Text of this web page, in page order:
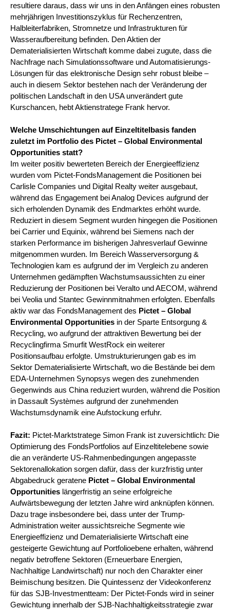
resultiere daraus, dass wir uns in den Anfängen eines robusten
mehrjährigen Investitionszyklus für Rechenzentren,
Halbleiterfabriken, Stromnetze und Infrastrukturen für
Wasseraufbereitung befinden. Den Aktien der
Dematerialisierten Wirtschaft komme dabei zugute, dass die
Nachfrage nach Simulationssoftware und Automatisierungs-
Lösungen für das elektronische Design sehr robust bleibe –
auch in diesem Sektor bestehen nach der Veränderung der
politischen Landschaft in den USA unverändert gute
Kurschancen, hebt Aktienstratege Frank hervor.
Welche Umschichtungen auf Einzeltitelbasis fanden
zuletzt im Portfolio des Pictet – Global Environmental
Opportunities statt?
Im weiter positiv bewerteten Bereich der Energieeffizienz
wurden vom Pictet-FondsManagement die Positionen bei
Carlisle Companies und Digital Realty weiter ausgebaut,
während das Engagement bei Analog Devices aufgrund der
sich erholenden Dynamik des Endmarktes erhöht wurde.
Reduziert in diesem Segment wurden hingegen die Positionen
bei Carrier und Equinix, während bei Siemens nach der
starken Performance im bisherigen Jahresverlauf Gewinne
mitgenommen wurden. Im Bereich Wasserversorgung &
Technologien kam es aufgrund der im Vergleich zu anderen
Unternehmen gedämpften Wachstumsaussichten zu einer
Reduzierung der Positionen bei Veralto und AECOM, während
bei Veolia und Stantec Gewinnmitnahmen erfolgten. Ebenfalls
aktiv war das FondsManagement des Pictet – Global
Environmental Opportunities in der Sparte Entsorgung &
Recycling, wo aufgrund der attraktiven Bewertung bei der
Recyclingfirma Smurfit WestRock ein weiterer
Positionsaufbau erfolgte. Umstrukturierungen gab es im
Sektor Dematerialisierte Wirtschaft, wo die Bestände bei dem
EDA-Unternehmen Synopsys wegen des zunehmenden
Gegenwinds aus China reduziert wurden, während die Position
in Dassault Systèmes aufgrund der zunehmenden
Wachstumsdynamik eine Aufstockung erfuhr.
Fazit: Pictet-Marktstratege Simon Frank ist zuversichtlich: Die
Optimierung des FondsPortfolios auf Einzeltitelebene sowie
die an veränderte US-Rahmenbedingungen angepasste
Sektorenallokation sorgen dafür, dass der kurzfristig unter
Abgabedruck geratene Pictet – Global Environmental
Opportunities längerfristig an seine erfolgreiche
Aufwärtsbewegung der letzten Jahre wird anknüpfen können.
Dazu trage insbesondere bei, dass unter der Trump-
Administration weiter aussichtsreiche Segmente wie
Energieeffizienz und Dematerialisierte Wirtschaft eine
gesteigerte Gewichtung auf Portfolioebene erhalten, während
negativ betroffene Sektoren (Erneuerbare Energien,
Nachhaltige Landwirtschaft) nur noch den Charakter einer
Beimischung besitzen. Die Quintessenz der Videokonferenz
für das SJB-Investmentteam: Der Pictet-Fonds wird in seiner
Gewichtung innerhalb der SJB-Nachhaltigkeitsstrategie zwar